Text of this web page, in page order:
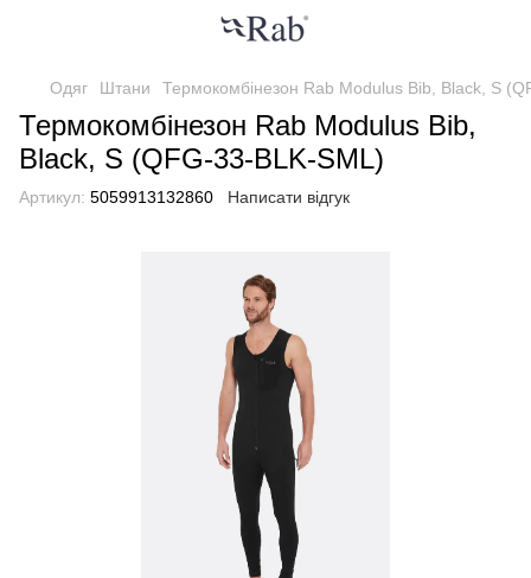
Одяг Штани Термокомбінезон Rab Modulus Bib, Black, S
Термокомбінезон Rab Modulus Bib,
Black, S (QFG-33-BLK-SML)
Артикул: 5059913132860 Написати відгук